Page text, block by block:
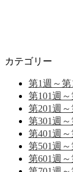
カテゴリー
第1週～第
第101週～
第201週～
第301週～
第401週～
第501週～
第601週～